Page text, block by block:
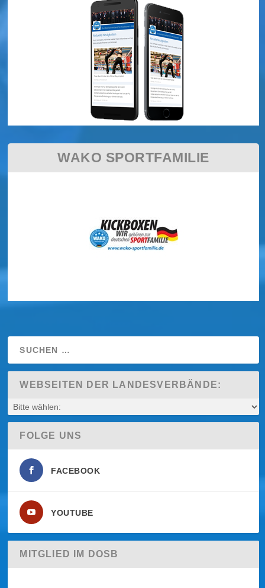
WAKO SPORTFAMILIE
WEBSEITEN DER LANDESVERBÄNDE:
FOLGE UNS
FACEBOOK
YOUTUBE
MITGLIED IM DOSB